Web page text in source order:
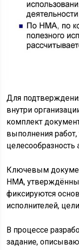
Для
внутри
комплект
выполнения
целесообразность
Ключевым
НМА,
фиксируются
исполнителей,
В процессе
задание,